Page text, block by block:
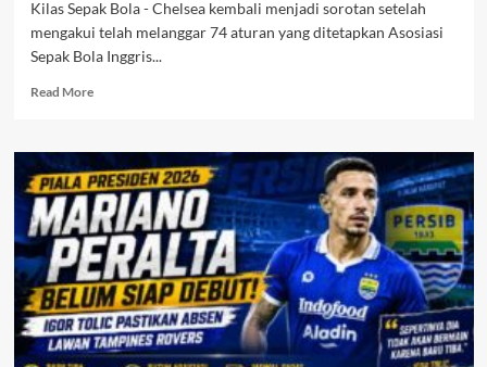
Kilas Sepak Bola - Chelsea kembali menjadi sorotan setelah
mengakui telah melanggar 74 aturan yang ditetapkan Asosiasi
Sepak Bola Inggris...
Read MoreRead
Chelsea
Akui
74
Pelanggaran
FA,
Denda
Besar
dan
Ancaman
Larangan
Transfer